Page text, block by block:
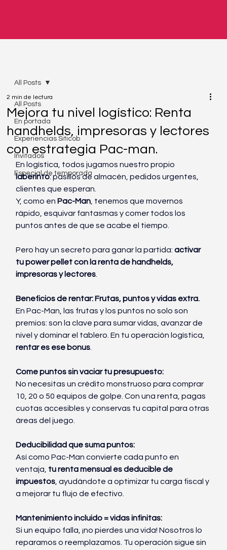
All Posts
En portada
Experiencias Siticob
Invitados
Especial de temporada
All Posts
Mejora tu nivel logístico: Renta
handhelds, impresoras y lectores
con estrategia Pac-man.
2 min de lectura
En logística, todos jugamos nuestro propio
laberinto: pasillos de almacén, pedidos urgentes,
clientes que esperan.
Y, como en Pac-Man , tenemos que movernos
rápido, esquivar fantasmas y comer todos los
puntos antes de que se acabe el tiempo.
Pero hay un secreto para ganar la partida: activar
tu power pellet con la renta de handhelds,
impresoras y lectores
Beneficios de rentar: Frutas, puntos y vidas extra.
En Pac-Man, las frutas y los puntos no solo son
premios: son la clave para sumar vidas, avanzar de
nivel y dominar el tablero. En tu operación logística,
rentar es ese bonus
Come puntos sin vaciar tu presupuesto:
No necesitas un crédito monstruoso para comprar
10, 20 o 50 equipos de golpe. Con una renta, pagas
cuotas accesibles y conservas tu capital para otras
áreas del juego.
Deducibilidad que suma puntos:
Así como Pac-Man convierte cada punto en
ventaja, tu renta mensual es deducible de
impuestos , ayudándote a optimizar tu carga fiscal y
a mejorar tu flujo de efectivo.
Mantenimiento incluido = vidas infinitas:
Si un equipo falla, ¡no pierdes una vida! Nosotros lo
reparamos o reemplazamos. Tu operación sigue sin